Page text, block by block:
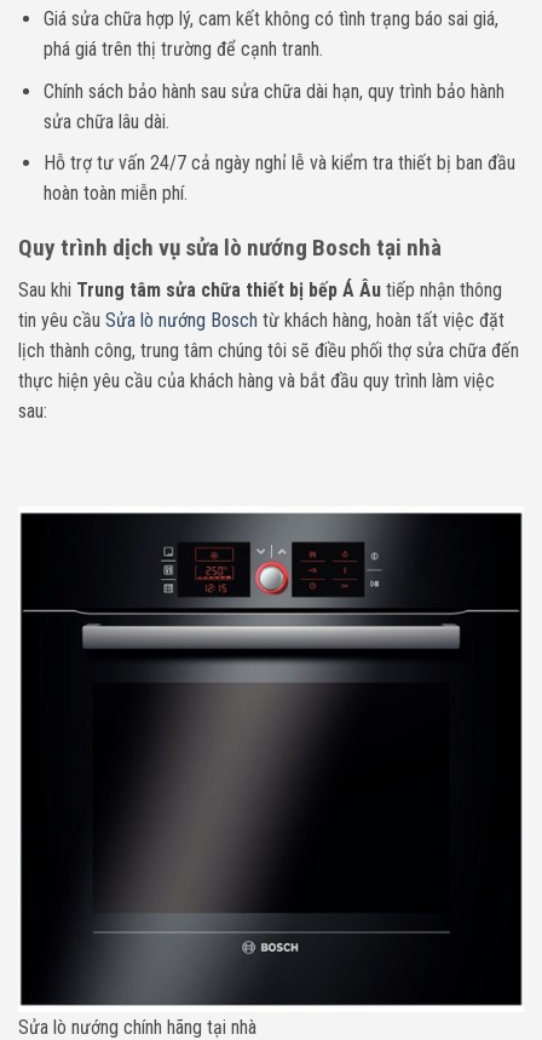
Giá sửa chữa hợp lý, cam kết không có tình trạng báo sai giá,
phá giá trên thị trường để cạnh tranh.
Chính sách bảo hành sau sửa chữa dài hạn, quy trình bảo hành
sửa chữa lâu dài.
Hỗ trợ tư vấn 24/7 cả ngày nghỉ lễ và kiểm tra thiết bị ban đầu
hoàn toàn miễn phí.
Quy trình dịch vụ sửa lò nướng Bosch tại nhà
Sau khi Trung tâm sửa chữa thiết bị bếp Á Âu tiếp nhận thông
tin yêu cầu Sửa lò nướng Bosch từ khách hàng, hoàn tất việc đặt
lịch thành công, trung tâm chúng tôi sẽ điều phối thợ sửa chữa đến
thực hiện yêu cầu của khách hàng và bắt đầu quy trình làm việc
sau:
Sửa lò nướng chính hãng tại nhà